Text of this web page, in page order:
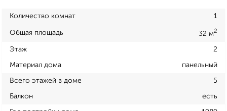
Количество комнат 1
Общая площадь 32 м2
Этаж 2
Материал дома панельный
Всего этажей в доме 5
Балкон есть